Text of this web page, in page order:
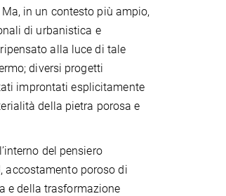
in un contesto più ampio,
di urbanistica e
alla luce di tale
diversi progetti
improntati esplicitamente
della pietra porosa e
del pensiero
accostamento poroso di
e della trasformazione